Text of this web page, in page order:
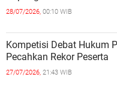
28/07/2026, 00:10 WIB
Kompetisi Debat Hukum
Pecahkan Rekor Peserta
27/07/2026, 21:43 WIB